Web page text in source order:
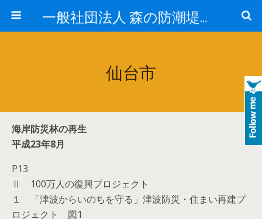
一般社団法人 森の防潮堤協会
仙台市
海岸防災林の再生
平成23年8月
P13
Ⅱ 100万人の復興プロジェクト
１ 「津波からいのちを守る」津波防災・住まい再建プ
ロジェクト 図1